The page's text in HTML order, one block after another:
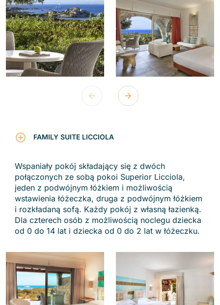
FAMILY SUITE LICCIOLA
Wspaniały pokój składający się z dwóch
połączonych ze sobą pokoi Superior Licciola,
jeden z podwójnym łóżkiem i możliwością
wstawienia łóżeczka, druga z podwójnym łóżkiem
i rozkładaną sofą. Każdy pokój z własną łazienką.
Dla czterech osób z możliwością noclegu dziecka
od 0 do 14 lat i dziecka od 0 do 2 lat w łóżeczku.